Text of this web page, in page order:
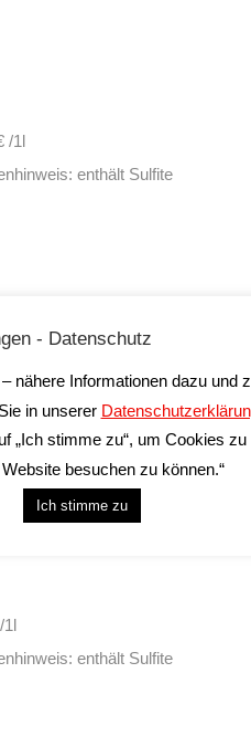
/1l
enthält Sulfite
1l
enthält Sulfite
- Datenschutz
nähere Informationen dazu und
in unserer
„Ich stimme zu“, um Cookies zu
besuchen zu können.“
Ich stimme zu